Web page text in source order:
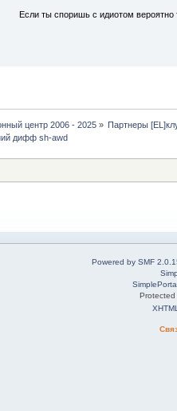
Если ты споришь с идиотом
центр 2006 - 2025» Партнеры
дифф sh-awd
Powered by SMF